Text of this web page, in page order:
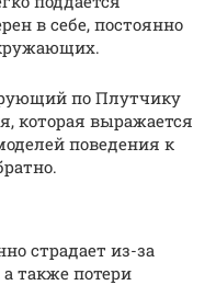
в себе, постоянно
по Плутчику
которая выражается
поведения к
страдает из-за
также потери